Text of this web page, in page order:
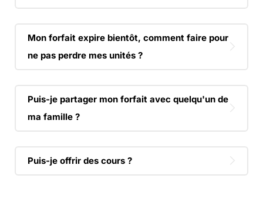
Mon forfait expire bientôt, comment faire pour
ne pas perdre mes unités ?
Puis-je partager mon forfait avec quelqu'un de
ma famille ?
Puis-je offrir des cours ?